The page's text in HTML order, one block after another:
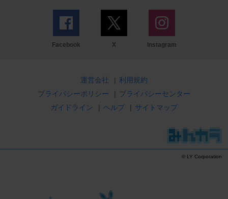
Facebook X Instagram
運営会社 | 利用規約
プライバシーポリシー
| プライバシーセンター
ガイドライン
| ヘルプ | サイトマップ
© LY Corporation